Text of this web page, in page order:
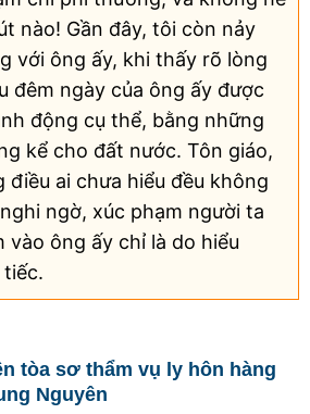
nào! Gần đây, tôi còn nảy
với ông ấy, khi thấy rõ lòng
đêm ngày của ông ấy được
động cụ thể, bằng những
kể cho đất nước. Tôn giáo,
điều ai chưa hiểu đều không
ngờ, xúc phạm người ta
vào ông ấy chỉ là do hiểu
tòa sơ thẩm vụ ly hôn hàng
Nguyên